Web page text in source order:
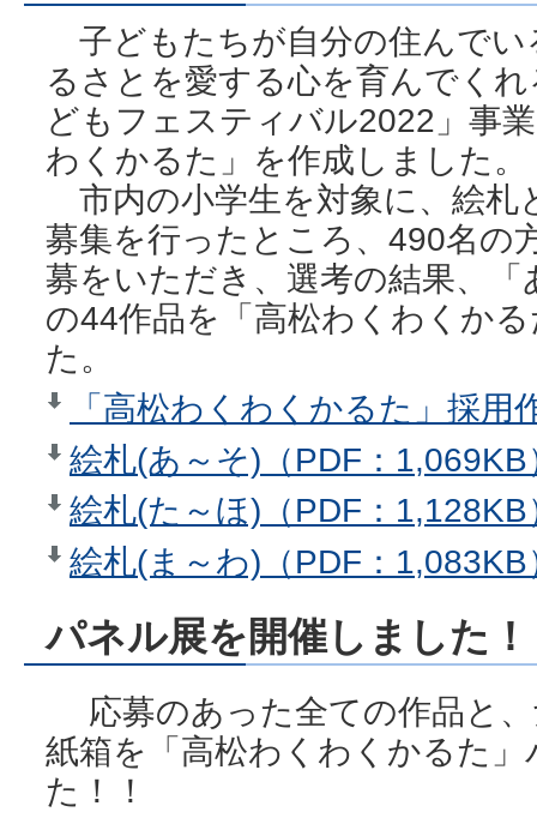
子どもたちが自分の住んでい
るさとを愛する心を育んでく
どもフェスティバル2022」事
わくかるた」を作成しました。
市内の小学生を対象に、絵札
募集を行ったところ、490名の
募をいただき、選考の結果、
の44作品を「高松わくわくか
た。
「高松わくわくかるた」採
絵札(あ～そ)（PDF：1,069KB
絵札(た～ほ)（PDF：1,128KB
絵札(ま～わ)（PDF：1,083KB
パネル展を開催しました
応募のあった全ての作品と、
紙箱を「高松わくわくかるた
た！！